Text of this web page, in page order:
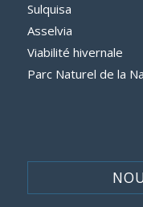
Sulquisa
Asselvia
Viabilité hivernale
Parc Naturel de la